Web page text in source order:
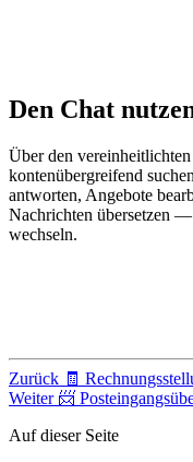
Den Chat
Über den
kontenübergreifend
antworten, Angebote
Nachrichten übersetzen
wechseln.
Zurück 🧾
Weiter 📨
Auf dieser Seite